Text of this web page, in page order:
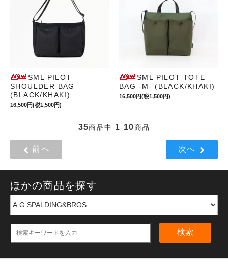
SML PILOT
SHOULDER BAG
(BLACK/KHAKI)
16,500円(税1,500円)
SML PILOT TOTE
BAG -M- (BLACK/KHAKI)
16,500円(税1,500円)
35商品中 1- 10商品
前へ 次へ
ほかの商品を探す
検索